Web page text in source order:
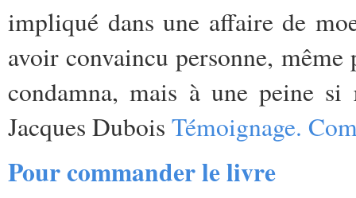
impliqué dans une affaire de
avoir convaincu personne,
condamna, mais à une peine
Jacques Dubois Témoignage.
Pour commander le livre